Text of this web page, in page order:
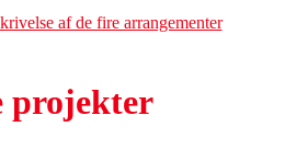
af de fire arrangementer
projekter